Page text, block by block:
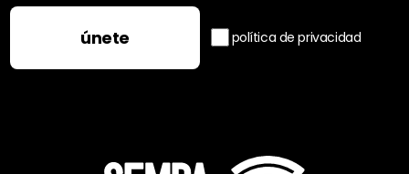
únete política de privacidad